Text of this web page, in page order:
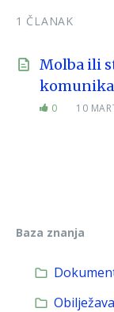
1 ČLANAK
Molba ili
0 10
Baza znanja